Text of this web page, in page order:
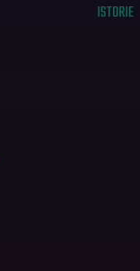
ISTORIE